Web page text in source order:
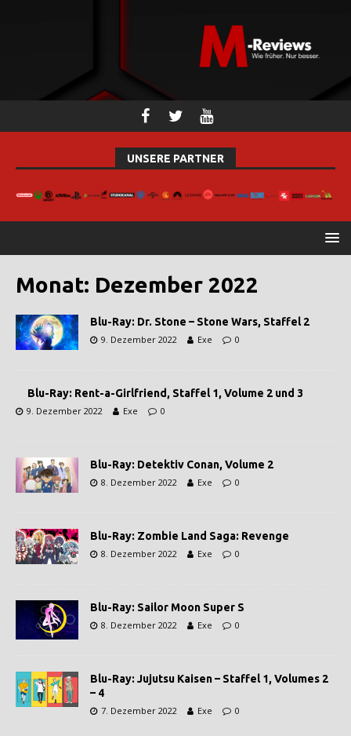
UNSERE PARTNER
Monat: Dezember 2022
Blu-Ray: Dr. Stone – Stone Wars, Staffel 2
9. Dezember 2022 Exe 0
Blu-Ray: Rent-a-Girlfriend, Staffel 1, Volume 2 und 3
9. Dezember 2022 Exe 0
Blu-Ray: Detektiv Conan, Volume 2
8. Dezember 2022 Exe 0
Blu-Ray: Zombie Land Saga: Revenge
8. Dezember 2022 Exe 0
Blu-Ray: Sailor Moon Super S
8. Dezember 2022 Exe 0
Blu-Ray: Jujutsu Kaisen – Staffel 1, Volumes 2
– 4
7. Dezember 2022 Exe 0